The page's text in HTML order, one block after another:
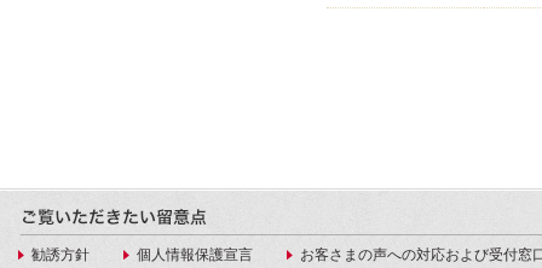
勧誘方針 個人情報保護宣言
お客さまの声への対応および受付窓